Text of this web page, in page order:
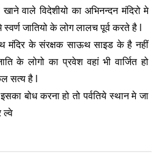
वाले विदेशीयो का अभिनन्दन मंदिरो मे
जातियो के लोग लालच पूर्व करते है l
मंदिर के संरक्षक साऊथ साइड के है नहीं
के लोगो का प्रवेश वहां भी वार्जित हो
सत्य है l
बोध करना हो तो पर्वतिये स्थान मे जा
ल्वे